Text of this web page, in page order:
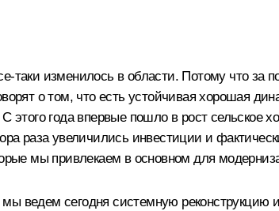
изменилось в области. Потому что за
о том, что есть устойчивая хорошая
года впервые пошло в рост сельское
раза увеличились инвестиции и
мы привлекаем в основном для
ведем сегодня системную